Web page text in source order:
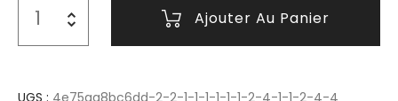
Ajouter Au Panier
UGS : 4e75aa8bc6dd-2-2-1-1-1-1-1-1-2-4-1-1-2-4-4